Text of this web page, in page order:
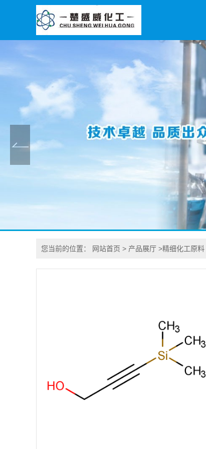
您当前的位置： 网站首页 > 产品展厅 >精细化工原料